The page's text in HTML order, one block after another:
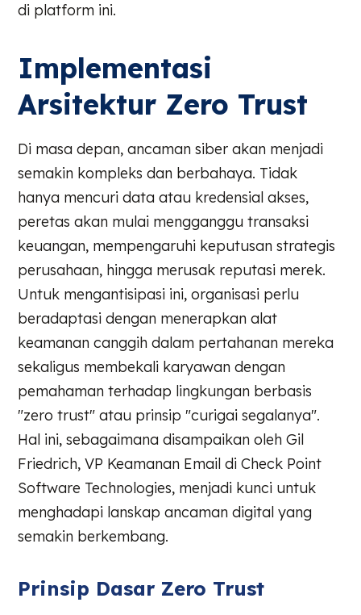
di platform ini.
Implementasi
Arsitektur Zero Trust
Di masa depan, ancaman siber akan menjadi
semakin kompleks dan berbahaya. Tidak
hanya mencuri data atau kredensial akses,
peretas akan mulai mengganggu transaksi
keuangan, mempengaruhi keputusan strategis
perusahaan, hingga merusak reputasi merek.
Untuk mengantisipasi ini, organisasi perlu
beradaptasi dengan menerapkan alat
keamanan canggih dalam pertahanan mereka
sekaligus membekali karyawan dengan
pemahaman terhadap lingkungan berbasis
"zero trust" atau prinsip "curigai segalanya".
Hal ini, sebagaimana disampaikan oleh Gil
Friedrich, VP Keamanan Email di Check Point
Software Technologies, menjadi kunci untuk
menghadapi lanskap ancaman digital yang
semakin berkembang.
Prinsip Dasar Zero Trust